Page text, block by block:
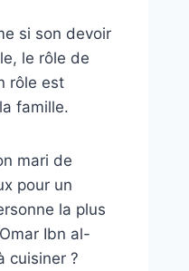
si son devoir
le rôle de
rôle est
famille.
mari de
pour un
la plus
Ibn al-
cuisiner ?